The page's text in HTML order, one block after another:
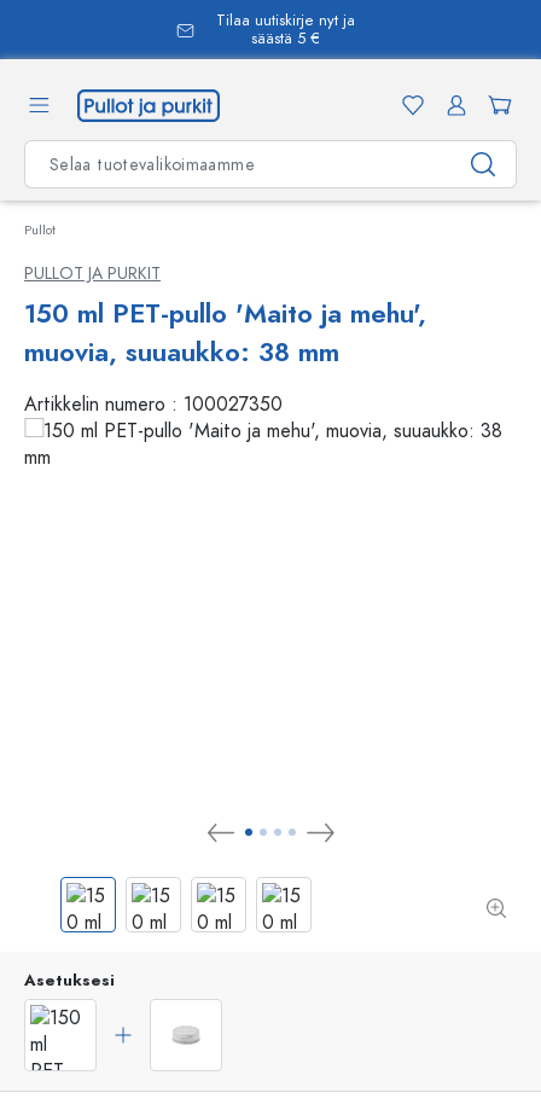
Tilaa uutiskirje nyt ja
säästä 5 €
Pullot
PULLOT JA PURKIT
150 ml PET-pullo 'Maito ja mehu',
muovia, suuaukko: 38 mm
Artikkelin numero : 100027350
Asetuksesi